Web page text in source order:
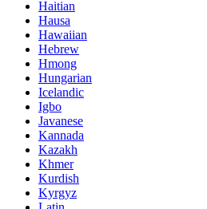
Haitian
Hausa
Hawaiian
Hebrew
Hmong
Hungarian
Icelandic
Igbo
Javanese
Kannada
Kazakh
Khmer
Kurdish
Kyrgyz